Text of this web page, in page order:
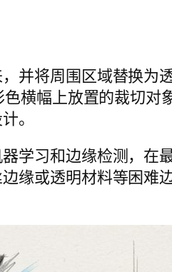
并将周围区域替换
横幅上放置的裁切
。
学习和边缘检测，
缘或透明材料等困